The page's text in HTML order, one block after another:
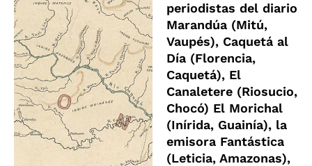
periodistas del diario
Marandúa (Mitú,
Vaupés), Caquetá al
Día (Florencia,
Caquetá), El
Canaletere (Riosucio,
Chocó) El Morichal
(Inírida, Guainía), la
emisora Fantástica
(Leticia, Amazonas),